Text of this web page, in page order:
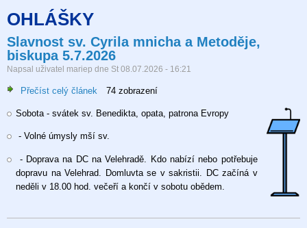
OHLÁŠKY
Slavnost sv. Cyrila mnicha a Metoděje,
biskupa 5.7.2026
Napsal uživatel mariep dne St 08.07.2026 - 16:21
Přečíst celý článek
sv.
a
Metoděje,
biskupa
74 zobrazení
Sobota - svátek sv. Benedikta, opata, patrona Evropy
- Volné úmysly mší sv.
- Doprava na DC na Velehradě. Kdo nabízí nebo potřebuje
dopravu na Velehrad. Domluvta se v sakristii. DC začíná v
neděli v 18.00 hod. večeří a končí v sobotu obědem.